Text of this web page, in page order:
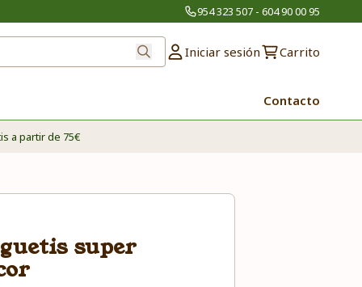
954 323 507 - 604 90 00 95
Iniciar sesión Carrito
Contacto
a partir de 75€
super